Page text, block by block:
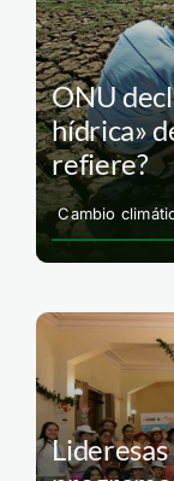
ONU
hídrica»
refiere?
Cambio